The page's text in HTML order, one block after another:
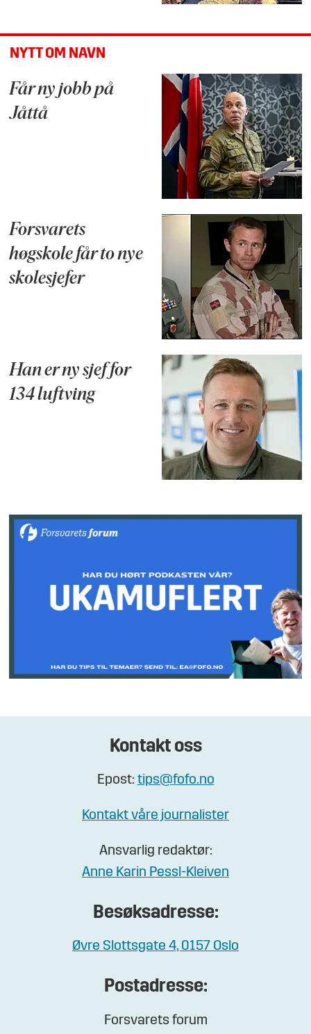
NYTT OM NAVN
Får ny jobb på
Jåttå
Forsvarets
høgskole får to nye
skolesjefer
Han er ny sjef for
134 luftving
Kontakt oss
Epost: tips@fofo.no
Kontakt våre journalister
Ansvarlig redaktør:
Anne Karin Pessl-Kleiven
Besøksadresse:
Øvre Slottsgate 4, 0157 Oslo
Postadresse:
Forsvarets forum